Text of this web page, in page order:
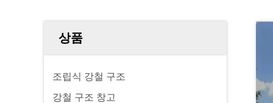
상품
조립식 강철 구조
강철 구조 창고